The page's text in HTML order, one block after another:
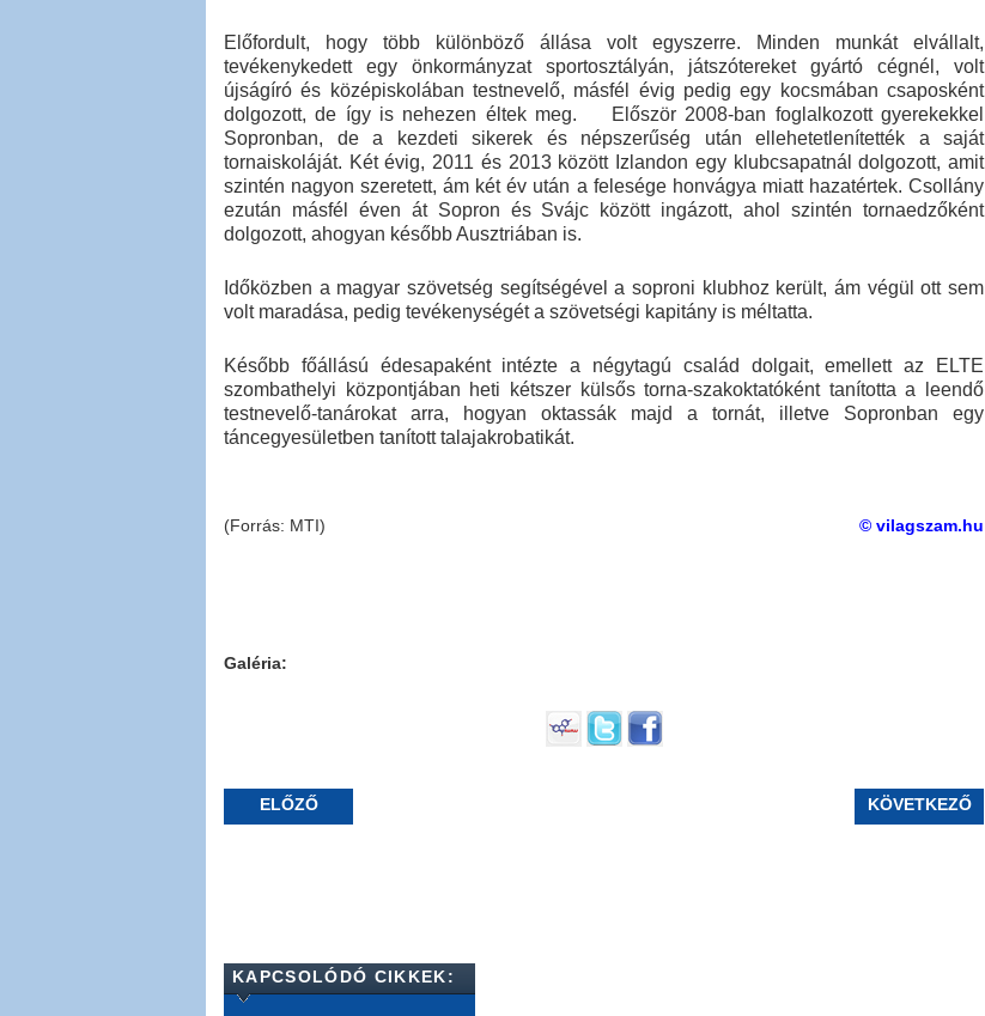
Előfordult, hogy több különböző állása volt egyszerre. Minden munkát elvállalt,
tevékenykedett egy önkormányzat sportosztályán, játszótereket gyártó cégnél, volt
újságíró és középiskolában testnevelő, másfél évig pedig egy kocsmában csaposként
dolgozott, de így is nehezen éltek meg. Először 2008-ban foglalkozott gyerekekkel
Sopronban, de a kezdeti sikerek és népszerűség után ellehetetlenítették a saját
tornaiskoláját. Két évig, 2011 és 2013 között Izlandon egy klubcsapatnál dolgozott, amit
szintén nagyon szeretett, ám két év után a felesége honvágya miatt hazatértek. Csollány
ezután másfél éven át Sopron és Svájc között ingázott, ahol szintén tornaedzőként
dolgozott, ahogyan később Ausztriában is.
Időközben a magyar szövetség segítségével a soproni klubhoz került, ám végül ott sem
volt maradása, pedig tevékenységét a szövetségi kapitány is méltatta.
Később főállású édesapaként intézte a négytagú család dolgait, emellett az ELTE
szombathelyi központjában heti kétszer külsős torna-szakoktatóként tanította a leendő
testnevelő-tanárokat arra, hogyan oktassák majd a tornát, illetve Sopronban egy
táncegyesületben tanított talajakrobatikát.
© vilagszam.hu
(Forrás: MTI)
Galéria:
ELŐZŐ KÖVETKEZŐ
KAPCSOLÓDÓ CIKKEK: